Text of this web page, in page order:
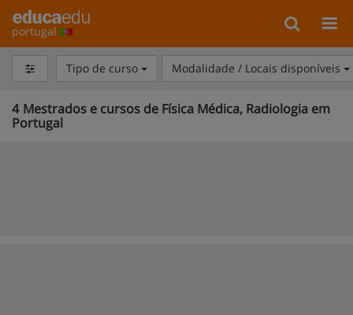
portugal
Tipo de curso Modalidade / Locais disponíveis
4 Mestrados e cursos de Física Médica, Radiologia em
Portugal